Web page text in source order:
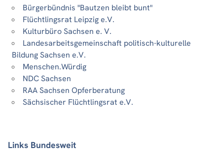
Bürgerbündnis "Bautzen bleibt bunt"
Flüchtlingsrat Leipzig e.V.
Kulturbüro Sachsen e. V.
Landesarbeitsgemeinschaft politisch-kulturelle
Bildung Sachsen e.V.
Menschen.Würdig
NDC Sachsen
RAA Sachsen Opferberatung
Sächsischer Flüchtlingsrat e.V.
Links Bundesweit